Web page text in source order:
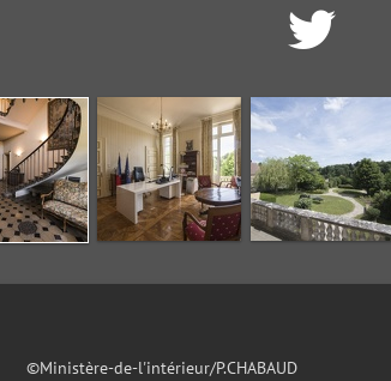
©Ministère-de-l'intérieur/P.CHABAUD